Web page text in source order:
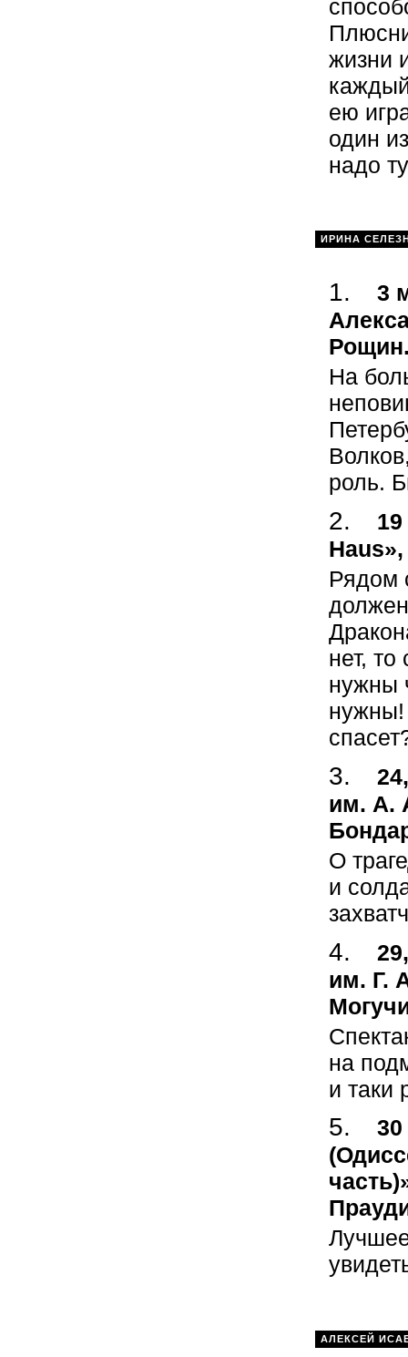
жизни
ею
один
надо
ИРИНА
3
На
роль.
Рядом
нет, то
нужны
нужны!
им. А.
О
и
им. Г.
на
и таки
АЛЕКСЕЙ